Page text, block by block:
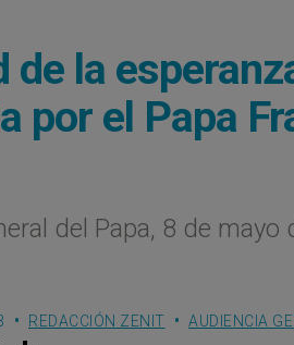
de la
por el Papa
del Papa, 8 de
REDACCIÓN ZENIT AUDIENCIA